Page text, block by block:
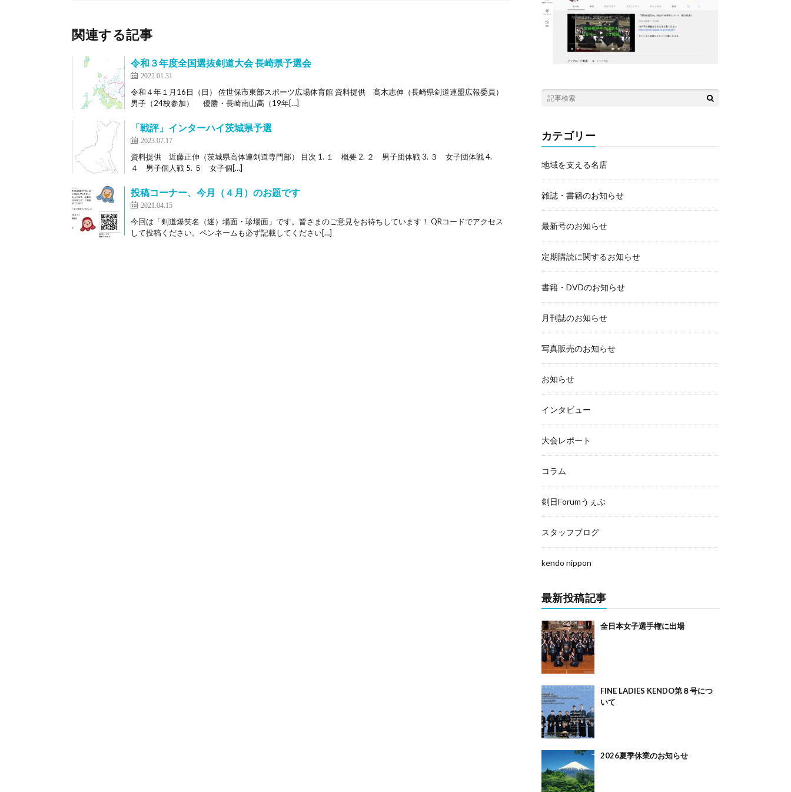
関連する記事
令和３年度全国選抜剣道大会 長崎県予選会
2022.01.31
令和４年１月16日（日） 佐世保市東部スポーツ広場体育館 資料提供 髙木志伸（長崎県剣道連盟広報委員）
男子（24校参加） 優勝・長崎南山高（19年[…]
「戦評」インターハイ茨城県予選
2023.07.17
資料提供 近藤正伸（茨城県高体連剣道専門部） 目次 1. １ 概要 2. ２ 男子団体戦 3. ３ 女子団体戦 4.
４ 男子個人戦 5. ５ 女子個[…]
投稿コーナー、今月（４月）のお題です
2021.04.15
今回は「剣道爆笑名（迷）場面・珍場面」です。皆さまのご意見をお待ちしています！ QRコードでアクセス
して投稿ください。ペンネームも必ず記載してください[…]
カテゴリー
地域を支える名店
雑誌・書籍のお知らせ
最新号のお知らせ
定期購読に関するお知らせ
書籍・DVDのお知らせ
月刊誌のお知らせ
写真販売のお知らせ
お知らせ
インタビュー
大会レポート
コラム
剣日Forumうぇぶ
スタッフブログ
kendo nippon
最新投稿記事
全日本女子選手権に出場
FINE LADIES KENDO第８号につ
いて
2026夏季休業のお知らせ